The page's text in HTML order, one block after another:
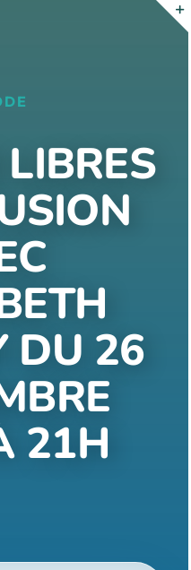
DU 26
21H